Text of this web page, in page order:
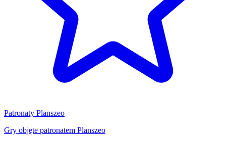
Patronaty Planszeo
Gry objęte patronatem Planszeo